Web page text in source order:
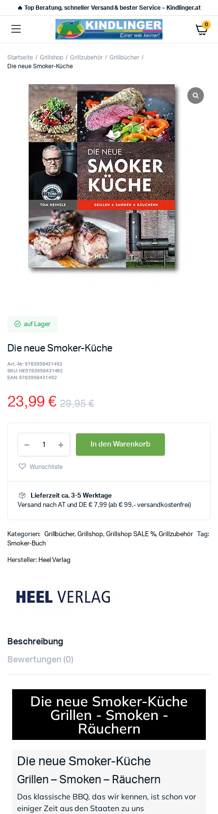
🔥 Top Beratung, schneller Versand & bester Service – Kindlinger.at
0
Startseite Grillshop Grillzubehör
Grillbücher
Die neue Smoker-Küche
auf Lager
Die neue Smoker-Küche
Art.-Nr:9783958431492
SKU: HE9783958431492
EAN:9783958431492
29,95€
23,99€
In den Warenkorb
Wunschliste
Lieferzeit ca. 3-5 Werktage
Versand nach AT und DE € 7,99 (ab € 99,- versandkostenfrei)
Kategorien: Grillbücher,Grillshop, Grillshop SALE %,Grillzubehör
Tag:
Smoker-Buch
Hersteller: Heel Verlag
Beschreibung
Bewertungen (0)
Die neue Smoker-Küche
Grillen - Smoken -
Räuchern
Die neue Smoker-Küche
Grillen – Smoken – Räuchern
Das klassische BBQ, das wir kennen, ist schon vor
einiger Zeit aus den Staaten zu uns